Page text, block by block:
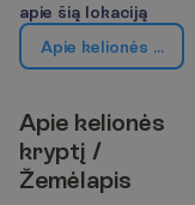
apie šią lokaciją
Apie kelionės kr
Apie kelionės
kryptį /
Žemėlapis